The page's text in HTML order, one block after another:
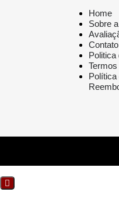
Home
Sobre
Contato
Politica
Política